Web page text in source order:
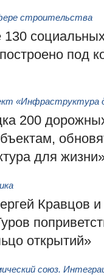
строительства
под
«Инфраструктура
200
для
Кравцов и
открытий»
союз.